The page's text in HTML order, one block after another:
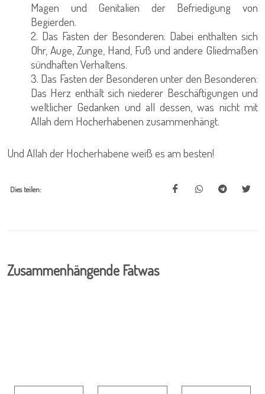
Magen und Genitalien der Befriedigung von
Begierden.
2. Das Fasten der Besonderen: Dabei enthalten sich
Ohr, Auge, Zunge, Hand, Fuß und andere Gliedmaßen
sündhaften Verhaltens.
3. Das Fasten der Besonderen unter den Besonderen:
Das Herz enthält sich niederer Beschäftigungen und
weltlicher Gedanken und all dessen, was nicht mit
Allah dem Hocherhabenen zusammenhängt.
Und Allah der Hocherhabene weiß es am besten!
Dies teilen:
Zusammenhängende Fatwas